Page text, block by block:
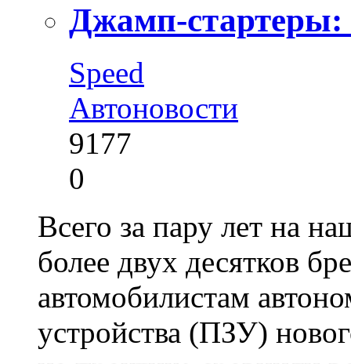
Джамп-стартеры:
Speed
Автоновости
9177
0
Всего за пару лет на
более двух десятков
автомобилистам
устройства (ПЗУ)